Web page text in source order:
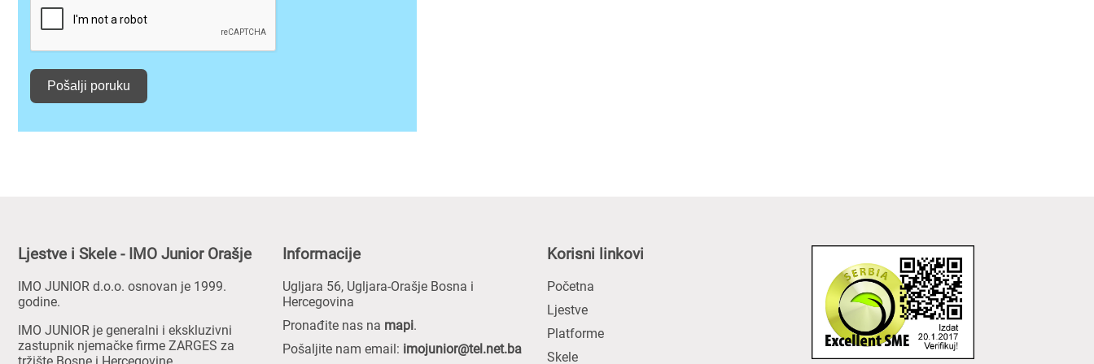
Pošalji poruku
Ljestve i Skele - IMO Junior Orašje
IMO JUNIOR d.o.o. osnovan je 1999.
godine.
IMO JUNIOR je generalni i ekskluzivni
zastupnik njemačke firme ZARGES za
Informacije
Ugljara 56, Ugljara-Orašje Bosna i
Hercegovina
Pronađite nas na mapi.
Pošaljite nam email: imojunior@tel.net.ba
Korisni linkovi
Početna
Ljestve
Platforme
Skele